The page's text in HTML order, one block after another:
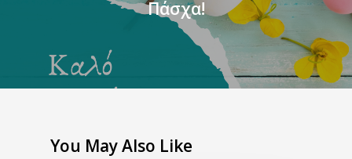
Πάσχα!
You May Also Like